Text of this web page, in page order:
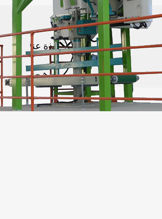
كريات الكتلة الحيوية مصنعالأسئلة الشائعة
نبذة عنا